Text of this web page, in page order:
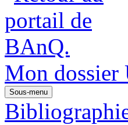
Mon dossier
Sous-menu